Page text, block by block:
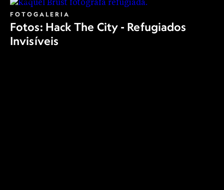
FOTOGALERIA
Fotos: Hack The City - Refugiados
Invisíveis